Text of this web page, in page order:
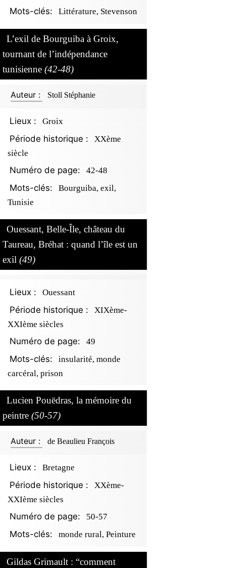
Mots-clés: Littérature, Stevenson
L’exil de Bourguiba à Groix,
tournant de l’indépendance
tunisienne (42-48)
Auteur : Stoll Stéphanie
Lieux : Groix
Période historique :
XXème
siècle
Numéro de page: 42-48
Mots-clés:
Bourguiba, exil,
Tunisie
Ouessant, Belle-Île, château du
Taureau, Bréhat : quand l’île est un
exil (49)
Lieux : Ouessant
Période historique :
XIXème-
XXIème siècles
Numéro de page: 49
Mots-clés:
insularité, monde
carcéral, prison
Lucien Pouëdras, la mémoire du
peintre (50-57)
Auteur : de Beaulieu François
Lieux : Bretagne
Période historique :
XXème-
XXIème siècles
Numéro de page: 50-57
Mots-clés: monde rural, Peinture
Gildas Grimault : “comment